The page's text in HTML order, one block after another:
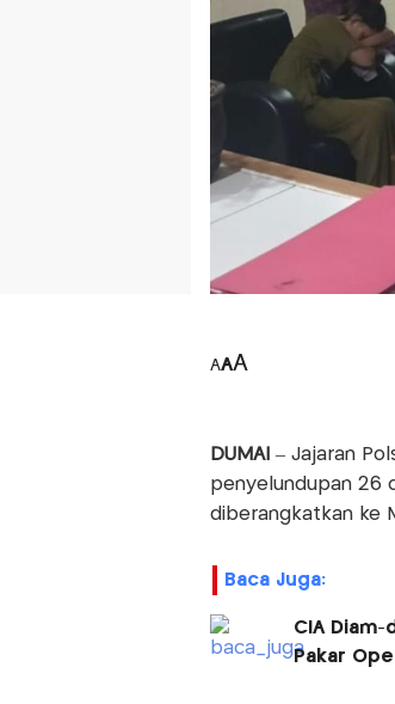
AAA
DUMAI – Jajaran
penyelundupan 26
diberangkatkan ke
Baca Juga:
CIA
Pakar